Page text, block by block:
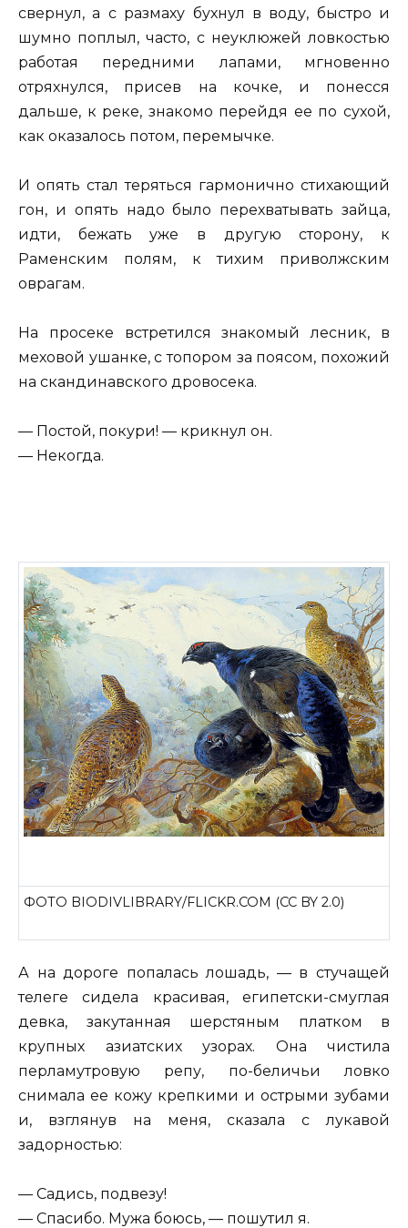
свернул, а с размаху бухнул в воду, быстро и
шумно поплыл, часто, с неуклюжей ловкостью
работая передними лапами, мгновенно
отряхнулся, присев на кочке, и понесся
дальше, к реке, знакомо перейдя ее по сухой,
как оказалось потом, перемычке.
И опять стал теряться гармонично стихающий
гон, и опять надо было перехватывать зайца,
идти, бежать уже в другую сторону, к
Раменским полям, к тихим приволжским
оврагам.
На просеке встретился знакомый лесник, в
меховой ушанке, с топором за поясом, похожий
на скандинавского дровосека.
— Постой, покури! — крикнул он.
— Некогда.
ФОТО BIODIVLIBRARY/FLICKR.COM (CC BY 2.0)
А на дороге попалась лошадь, — в стучащей
телеге сидела красивая, египетски-смуглая
девка, закутанная шерстяным платком в
крупных азиатских узорах. Она чистила
перламутровую репу, по-беличьи ловко
снимала ее кожу крепкими и острыми зубами
и, взглянув на меня, сказала с лукавой
задорностью:
— Садись, подвезу!
— Спасибо. Мужа боюсь, — пошутил я.